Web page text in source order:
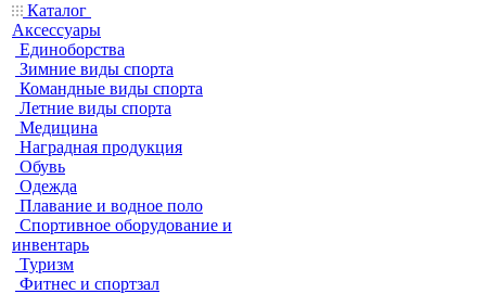
Каталог
Аксессуары
Единоборства
Зимние виды спорта
Командные виды спорта
Летние виды спорта
Медицина
Наградная продукция
Обувь
Одежда
Плавание и водное поло
Спортивное оборудование и
инвентарь
Туризм
Фитнес и спортзал